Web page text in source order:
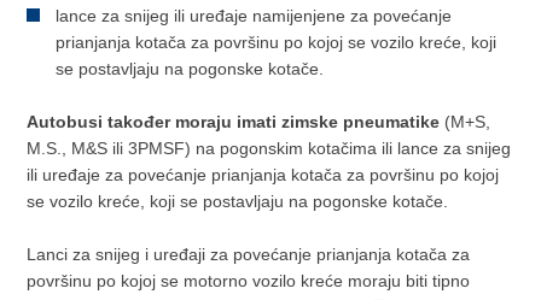
lance za snijeg ili uređaje namijenjene za povećanje
prianjanja kotača za površinu po kojoj se vozilo kreće, koji
se postavljaju na pogonske kotače.
Autobusi također moraju imati zimske pneumatike (M+S,
M.S., M&S ili 3PMSF) na pogonskim kotačima ili lance za snijeg
ili uređaje za povećanje prianjanja kotača za površinu po kojoj
se vozilo kreće, koji se postavljaju na pogonske kotače.
Lanci za snijeg i uređaji za povećanje prianjanja kotača za
površinu po kojoj se motorno vozilo kreće moraju biti tipno